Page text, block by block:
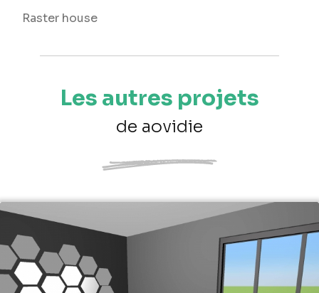
Raster house
Les autres projets
de aovidie